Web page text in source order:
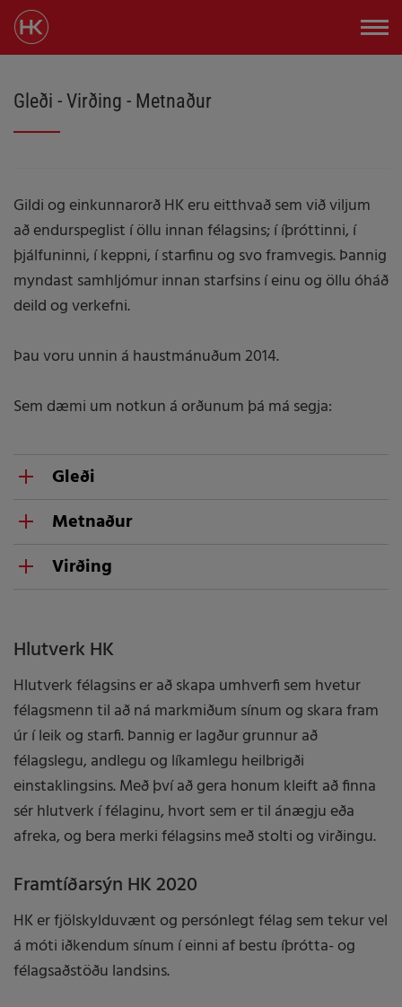
Gleði - Virðing - Metnaður
Gildi og einkunnarorð HK eru eitthvað sem við viljum
að endurspeglist í öllu innan félagsins; í íþróttinni, í
þjálfuninni, í keppni, í starfinu og svo framvegis. Þannig
myndast samhljómur innan starfsins í einu og öllu óháð
deild og verkefni.
​Þau voru unnin á haustmánuðum 2014.
Sem dæmi um notkun á orðunum þá má segja:
Gleði
í íþróttinni
í æfingunni
í HK
Metnaður
í íþróttinni
í starfinu
í HK
Virðing
fyrir æfingum
fyrir samherjum
fyrir mótherjum
fyrir þjálfurum
fyrir dómurum
fyrir HK
Hlutverk HK
Hlutverk félagsins er að skapa umhverfi sem hvetur
félagsmenn til að ná markmiðum sínum og skara fram
úr í leik og starfi. Þannig er lagður grunnur að
félagslegu, andlegu og líkamlegu heilbrigði
einstaklingsins. Með því að gera honum kleift að finna
sér hlutverk í félaginu, hvort sem er til ánægju eða
afreka, og bera merki félagsins með stolti og virðingu.
Framtíðarsýn HK 2020
HK er fjölskylduvænt og persónlegt félag sem tekur vel
á móti iðkendum sínum í einni af bestu íþrótta- og
félagsaðstöðu landsins.